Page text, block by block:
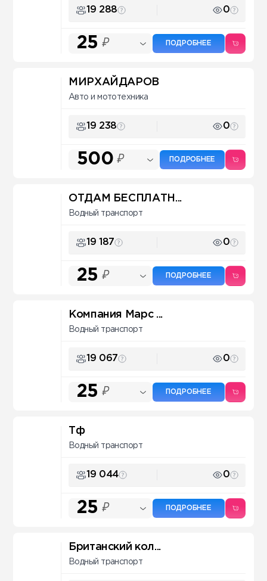
19 288 0
25 ₽ ПОДРОБНЕЕ
МИРХАЙДАРОВ
Авто и мототехника
19 238 0
500 ₽ ПОДРОБНЕЕ
ОТДАМ БЕСПЛАТН...
Водный транспорт
19 187 0
25 ₽ ПОДРОБНЕЕ
Компания Марс ...
Водный транспорт
19 067 0
25 ₽ ПОДРОБНЕЕ
Тф
Водный транспорт
19 044 0
25 ₽ ПОДРОБНЕЕ
Британский кол...
Водный транспорт